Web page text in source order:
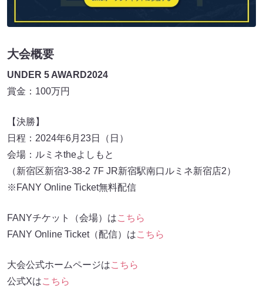
大会概要
UNDER 5 AWARD2024
賞金：100万円
【決勝】
日程：2024年6月23日（日）
会場：ルミネtheよしもと
（新宿区新宿3-38-2 7F JR新宿駅南口ルミネ新宿店2）
※FANY Online Ticket無料配信
FANYチケット（会場）はこちら
FANY Online Ticket（配信）はこちら
大会公式ホームページはこちら
公式Xはこちら